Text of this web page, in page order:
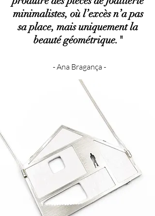
minimalistes, où l’excès n’a pas
sa place, mais uniquement la
beauté géométrique."
- Ana Bragança -